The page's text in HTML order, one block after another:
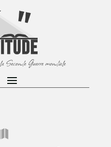
Guerre mondiale
